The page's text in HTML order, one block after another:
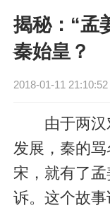
揭秘：“孟
秦始皇？
2018-01-11 21:10:52
由于两汉
发展，秦的
宋，就有了
诉。这个故